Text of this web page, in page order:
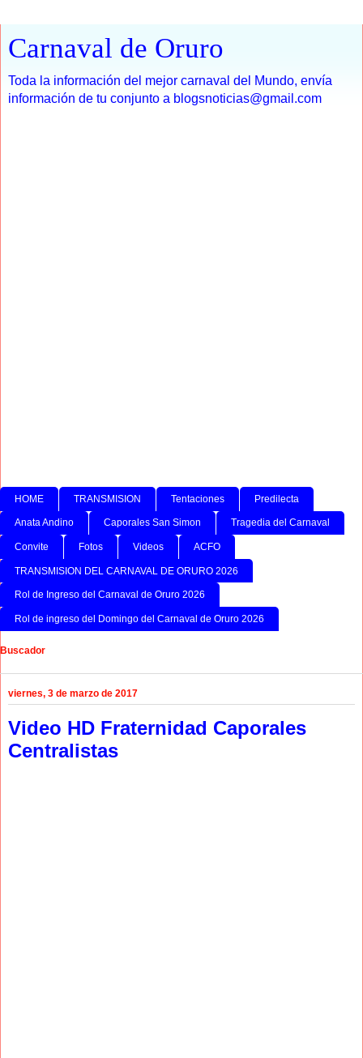
Carnaval de Oruro
Toda la información del mejor carnaval del Mundo, envía
información de tu conjunto a blogsnoticias@gmail.com
HOME TRANSMISION Tentaciones Predilecta
Anata Andino Caporales San Simon Tragedia del Carnaval
Convite Fotos Videos ACFO
TRANSMISION DEL CARNAVAL DE ORURO 2026
Rol de Ingreso del Carnaval de Oruro 2026
Rol de ingreso del Domingo del Carnaval de Oruro 2026
Buscador
viernes, 3 de marzo de 2017
Video HD Fraternidad Caporales
Centralistas